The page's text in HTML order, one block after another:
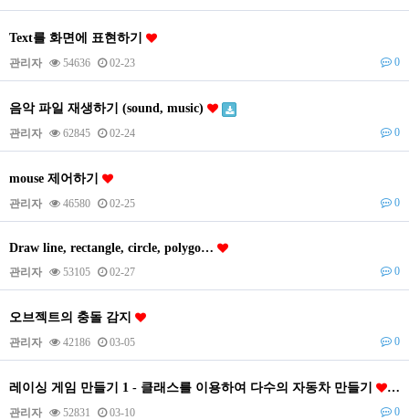
Text를 화면에 표현하기
관리자 54636 02-23 0
음악 파일 재생하기 (sound, music)
관리자 62845 02-24 0
mouse 제어하기
관리자 46580 02-25 0
Draw line, rectangle, circle, polygo…
관리자 53105 02-27 0
오브젝트의 충돌 감지
관리자 42186 03-05 0
레이싱 게임 만들기 1 - 클래스를 이용하여 다수의 자동차 만들기
관리자 52831 03-10 0